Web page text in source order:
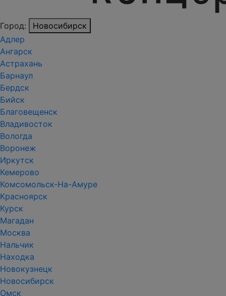
Город:
Новосибирск
Адлер
Ангарск
Астрахань
Барнаул
Бердск
Бийск
Благовещенск
Владивосток
Вологда
Воронеж
Иркутск
Кемерово
Комсомольск-На-Амуре
Красноярск
Курск
Магадан
Москва
Нальчик
Находка
Новокузнецк
Новосибирск
Омск